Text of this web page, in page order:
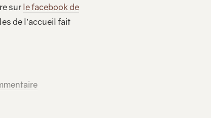
sur le facebook de
de l’accueil fait